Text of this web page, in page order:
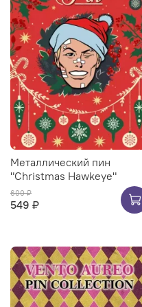
Металлический пин
"Christmas Hawkeye"
600 ₽
549 ₽